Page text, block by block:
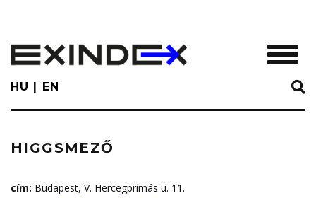
main
content
HU EN
HIGGSMEZŐ
cím: Budapest, V. Hercegprímás u. 11.